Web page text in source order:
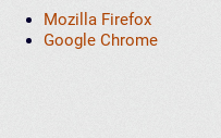
Mozilla Firefox
Google Chrome